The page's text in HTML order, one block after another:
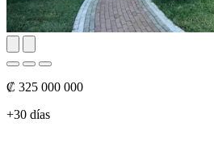
₡ 325 000 000
+30 días